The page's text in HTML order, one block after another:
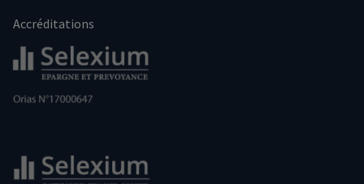
Accréditations